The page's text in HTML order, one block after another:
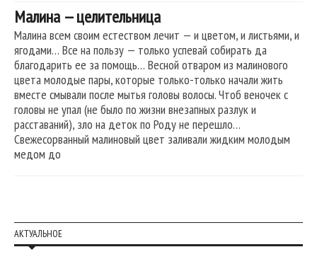
Малина — целительница
Малина всем своим естеством лечит — и цветом, и листьями, и
ягодами… Все на пользу — только успевай собирать да
благодарить ее за помощь… Весной отваром из малинового
цвета молодые пары, которые только-только начали жить
вместе смывали после мытья головы волосы. Чтоб веночек с
головы не упал (не было по жизни внезапных разлук и
расставаний), зло на деток по Роду не перешло…
Свежесорванный малиновый цвет заливали жидким молодым
медом до
АКТУАЛЬНОЕ